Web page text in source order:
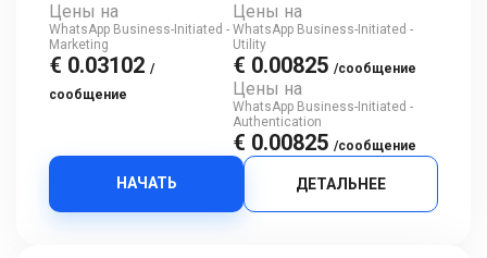
Цены на
WhatsApp Business-Initiated -
Marketing
€ 0.03102 /
сообщение
Цены на
WhatsApp Business-Initiated -
Utility
€ 0.00825 /сообщение
Цены на
WhatsApp Business-Initiated -
Authentication
€ 0.00825 /сообщение
НАЧАТЬ ДЕТАЛЬНЕЕ